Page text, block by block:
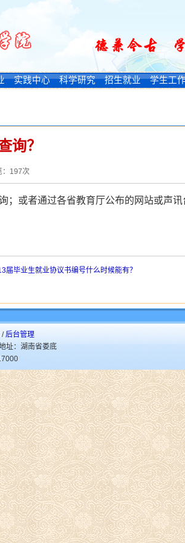
实践中心 科学研究 招生就业 学生工
询？
197次
；或者通过各省教育厅公布的网站或声讯
届毕业生就业协议书编号什么时候能有？
/后台管理
址：湖南省娄底